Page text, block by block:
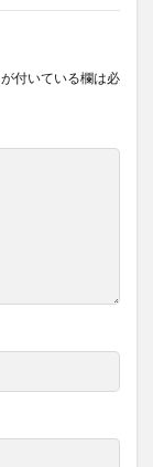
が付いている欄は必